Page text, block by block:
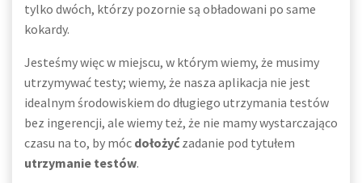
tylko dwóch, którzy pozornie są obładowani po same
kokardy.
Jesteśmy więc w miejscu, w którym wiemy, że musimy
utrzymywać testy; wiemy, że nasza aplikacja nie jest
idealnym środowiskiem do długiego utrzymania testów
bez ingerencji, ale wiemy też, że nie mamy wystarczająco
czasu na to, by móc dołożyćzadanie pod tytułem
utrzymanie testów.